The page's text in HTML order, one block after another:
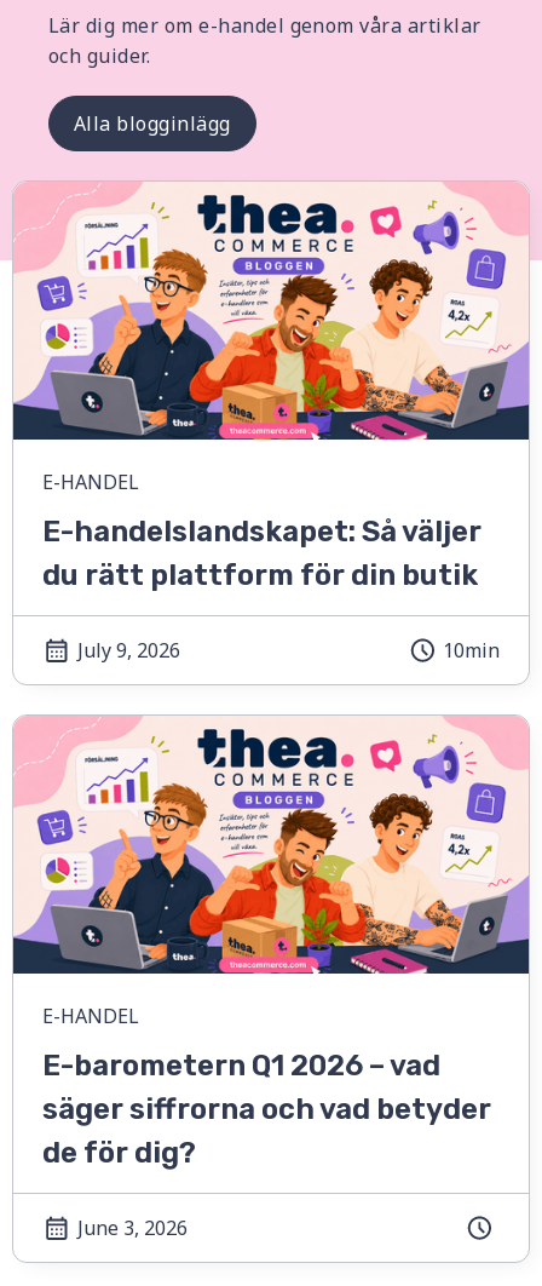
Lär dig mer om e-handel genom våra artiklar
och guider.
Alla blogginlägg
E-HANDEL
E-handelslandskapet: Så väljer
du rätt plattform för din butik
July 9, 2026 10min
E-HANDEL
E-barometern Q1 2026 – vad
säger siffrorna och vad betyder
de för dig?
June 3, 2026